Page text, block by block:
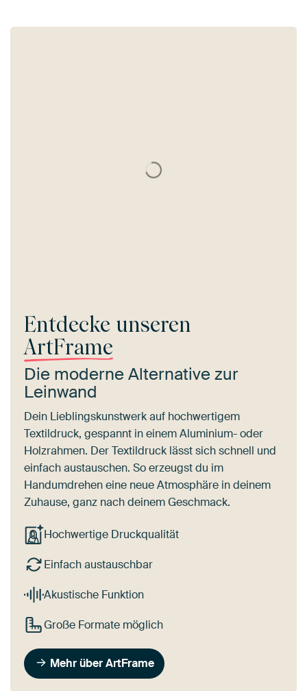
Entdecke unseren
ArtFrame
Die moderne Alternative zur
Leinwand
Dein Lieblingskunstwerk auf hochwertigem
Textildruck, gespannt in einem Aluminium- oder
Holzrahmen. Der Textildruck lässt sich schnell und
einfach austauschen. So erzeugst du im
Handumdrehen eine neue Atmosphäre in deinem
Zuhause, ganz nach deinem Geschmack.
Hochwertige Druckqualität
Einfach austauschbar
Akustische Funktion
Große Formate möglich
Mehr über ArtFrame